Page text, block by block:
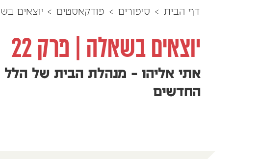
דף הבית > סיפורים > פודקאסטים > יוצאים
יוצאים בשאלה | פרק 22
אתי אליהו - מנהלת הבית של הלל
החדשים